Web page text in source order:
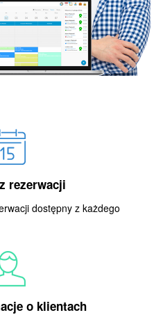
rezerwacji
dostępny z każdego
o klientach